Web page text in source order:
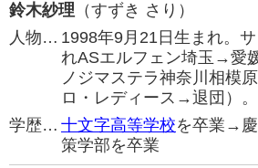
鈴木紗理 （すずき さり）
人物… 1998年9月21日生まれ。
れASエルフェン埼玉→愛
ノジマステラ神奈川相模
ロ・レディース→退団）。
学歴… 十文字高等学校を卒業→
策学部を卒業